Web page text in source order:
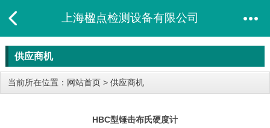
上海楹点检测设备有限公司
供应商机
当前所在位置： 网站首页 > 供应商机
HBC型锤击布氏硬度计